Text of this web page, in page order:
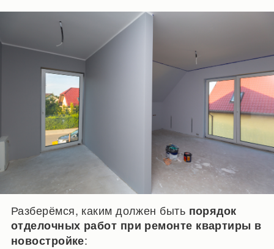
Разберёмся, каким должен быть порядок
отделочных работ при ремонте квартиры в
новостройке: